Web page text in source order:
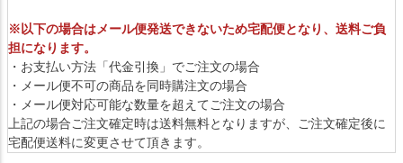
※以下の場合はメール便発送できないため宅配便となり、送料ご負
担になります。
・お支払い方法「代金引換」でご注文の場合
・メール便不可の商品を同時購注文の場合
・メール便対応可能な数量を超えてご注文の場合
上記の場合ご注文確定時は送料無料となりますが、ご注文確定後に
宅配便送料に変更させて頂きます。